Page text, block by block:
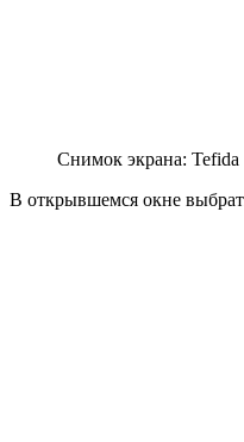
Снимок экрана: Tefida
В открывшемся окне